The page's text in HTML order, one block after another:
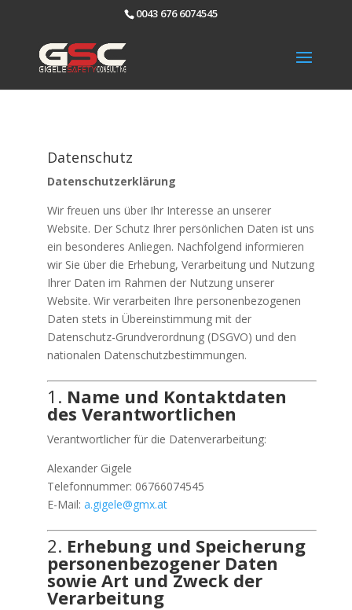
0043 676 6074545
Datenschutz
Datenschutzerklärung
Wir freuen uns über Ihr Interesse an unserer
Website. Der Schutz Ihrer persönlichen Daten ist uns
ein besonderes Anliegen. Nachfolgend informieren
wir Sie über die Erhebung, Verarbeitung und Nutzung
Ihrer Daten im Rahmen der Nutzung unserer
Website. Wir verarbeiten Ihre personenbezogenen
Daten stets in Übereinstimmung mit der
Datenschutz-Grundverordnung (DSGVO) und den
nationalen Datenschutzbestimmungen.
1. Name und Kontaktdaten
des Verantwortlichen
Verantwortlicher für die Datenverarbeitung:
Alexander Gigele
Telefonnummer: 06766074545
E-Mail: a.gigele@gmx.at
2. Erhebung und Speicherung
personenbezogener Daten
sowie Art und Zweck der
Verarbeitung